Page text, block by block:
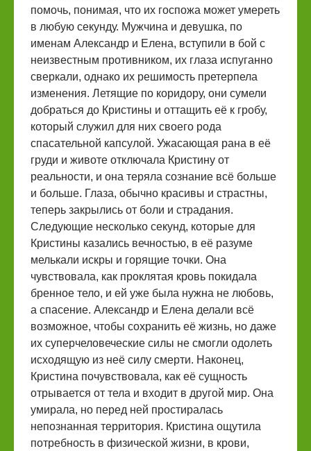
помочь, понимая, что их госпожа может умереть
в любую секунду. Мужчина и девушка, по
именам Александр и Елена, вступили в бой с
неизвестным противником, их глаза испуганно
сверкали, однако их решимость претерпела
изменения. Летящие по коридору, они сумели
добраться до Кристины и оттащить её к гробу,
который служил для них своего рода
спасательной капсулой. Ужасающая рана в её
груди и животе отключала Кристину от
реальности, и она теряла сознание всё больше
и больше. Глаза, обычно красивы и страстны,
теперь закрылись от боли и страдания.
Следующие несколько секунд, которые для
Кристины казались вечностью, в её разуме
мелькали искры и горящие точки. Она
чувствовала, как проклятая кровь покидала
бренное тело, и ей уже была нужна не любовь,
а спасение. Александр и Елена делали всё
возможное, чтобы сохранить её жизнь, но даже
их суперчеловеческие силы не смогли одолеть
исходящую из неё силу смерти. Наконец,
Кристина почувствовала, как её сущность
отрывается от тела и входит в другой мир. Она
умирала, но перед ней простиралась
непознанная территория. Кристина ощутила
потребность в физической жизни, в крови,